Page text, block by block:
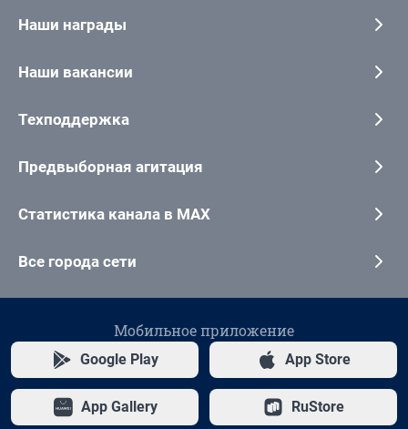
Наши награды
Наши вакансии
Техподдержка
Предвыборная агитация
Статистика канала в MAX
Все города сети
Мобильное приложение
Google Play App Store
App Gallery RuStore